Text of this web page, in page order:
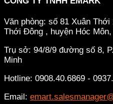
Văn phòng: số 81 Xuân
Thới Đông , huyện Hóc
Trụ sở: 94/8/9 đường số 8,
Minh
Hotline: 0908.40.6869 -
Email: